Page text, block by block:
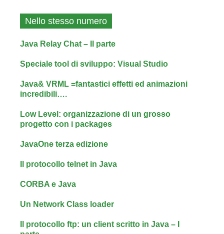
Nello stesso numero
Java Relay Chat – II parte
Speciale tool di sviluppo: Visual Studio
Java& VRML =fantastici effetti ed animazioni
incredibili….
Low Level: organizzazione di un grosso
progetto con i packages
JavaOne terza edizione
Il protocollo telnet in Java
CORBA e Java
Un Network Class loader
Il protocollo ftp: un client scritto in Java – I